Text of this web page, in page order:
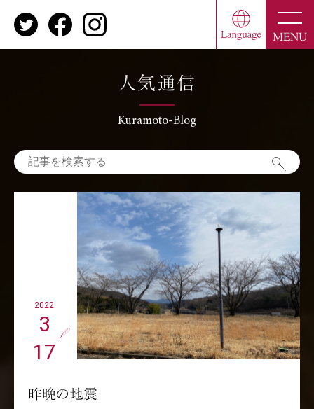
MENU
人気通信
Kuramoto-Blog
2022
3
17
昨晩の地震